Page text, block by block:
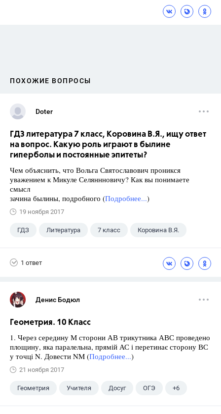
ПОХОЖИЕ ВОПРОСЫ
Doter
ГДЗ литература 7 класс, Коровина В.Я., ищу ответ
на вопрос. Какую роль играют в былине
гиперболы и постоянные эпитеты?
Чем объяснить, что Вольга Святославович проникся
уважением к Микуле Селяннновичу? Как вы понимаете
смысл
зачина былины, подробного (Подробнее...)
19 ноября 2017
ГДЗ Литература 7 класс Коровина В.Я.
1 ответ
Денис Бодюл
Геометрия. 10 Класс
1. Через середину М сторони АВ трикутника АВС проведено
площину, яка паралельна, прямій АС і перетинає сторону ВС
у точці N. Довести NM (Подробнее...)
21 ноября 2017
Геометрия Учителя Досуг ОГЭ +6